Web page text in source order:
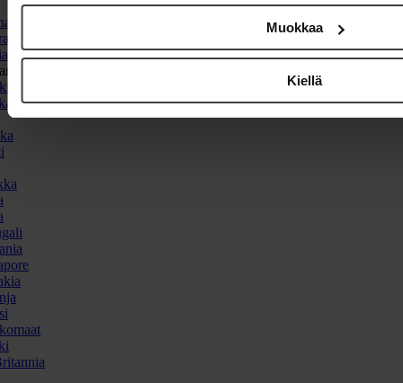
Muokkaa
Kiellä